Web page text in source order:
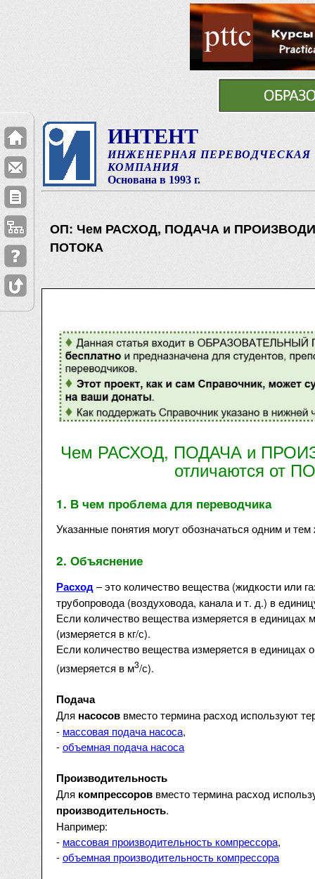
ИНТЕНТ
ИНЖЕНЕРНАЯ ПЕРЕВОДЧЕСКАЯ
КОМПАНИЯ
Основана в 1993 г.
ОП: Чем РАСХОД, ПОДАЧА и
ПОТОКА
Чем РАСХОД, ПОДАЧА и
отличаются от
1. В чем проблема для переводчика
Указанные понятия могут обозначаться одним и
2. Объяснение
Расход– это количество вещества (жидкости или
трубопровода (воздуховода, канала и т. д.) в
Если количество вещества измеряется в единицах
(измеряется в кг/с).
Если количество вещества измеряется в единицах
(измеряется в м3/с).
Подача
Для насосов вместо термина расход используют
- массовая подача насоса,
-объемная подача насоса
Производительность
Для компрессоров вместо термина расход
производительность.
Например:
- массовая производительность компрессора,
-объемная производительность компрессора